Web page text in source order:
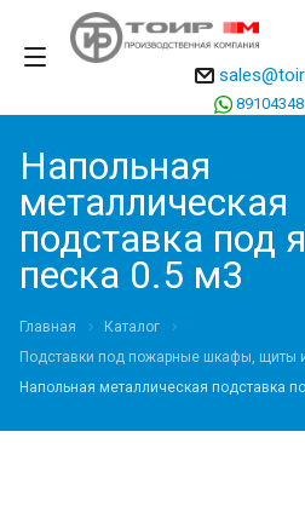
Напольная
металлическая
подставка под
песка 0.5 м3
Главная
Каталог
Подставки под пожарные шкафы, щиты
Напольная металлическая подставка